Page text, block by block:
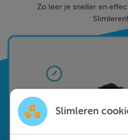
Zo leer je sneller en
Slimleren!
Slimleren